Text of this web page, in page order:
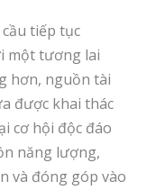
tiếp tục
một tương lai
hơn, nguồn tài
được khai thác
cơ hội độc đáo
năng lượng,
và đóng góp vào